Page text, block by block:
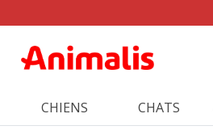
CHIENS CHATS